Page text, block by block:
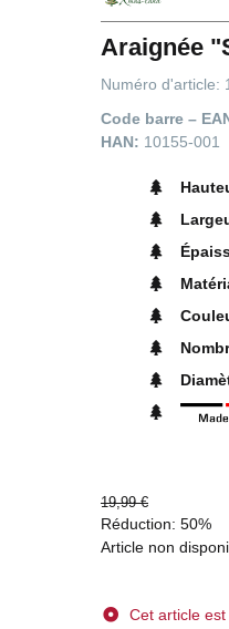
Araignée
Numéro d'article:
Code barre –
HAN: 10155-001
19,99 €
Réduction: 50%
Article non
Cet article